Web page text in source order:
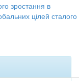
зростання в
цілей сталого